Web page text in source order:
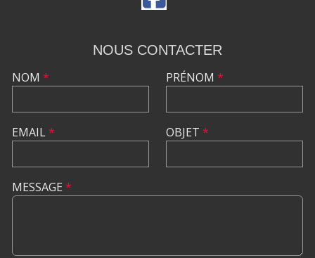
NOUS CONTACTER
NOM *
EMAIL*
PRÉNOM *
OBJET *
MESSAGE *